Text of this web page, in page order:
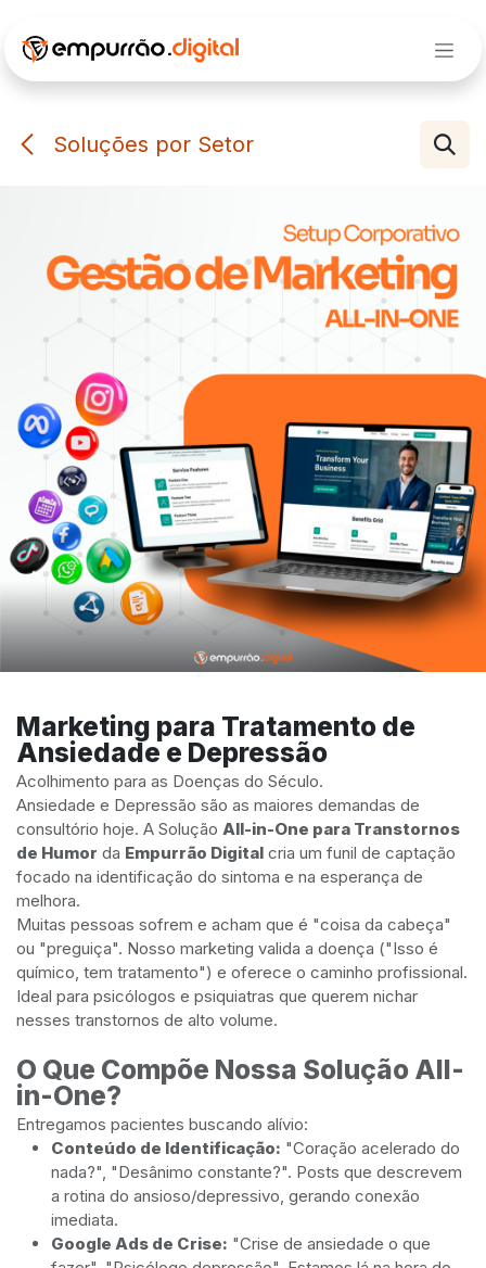
Soluções por Setor
Marketing para Tratamento de
Ansiedade e Depressão
Acolhimento para as Doenças do Século.
Ansiedade e Depressão são as maiores demandas de
consultório hoje. A Solução All-in-One para Transtornos
de Humor da Empurrão Digital cria um funil de captação
focado na identificação do sintoma e na esperança de
melhora.
Muitas pessoas sofrem e acham que é "coisa da cabeça"
ou "preguiça". Nosso marketing valida a doença ("Isso é
químico, tem tratamento") e oferece o caminho profissional.
Ideal para psicólogos e psiquiatras que querem nichar
nesses transtornos de alto volume.
O Que Compõe Nossa Solução All-
in-One?
Entregamos pacientes buscando alívio:
Conteúdo de Identificação: "Coração acelerado do
nada?", "Desânimo constante?". Posts que descrevem
a rotina do ansioso/depressivo, gerando conexão
imediata.
Google Ads de Crise: "Crise de ansiedade o que